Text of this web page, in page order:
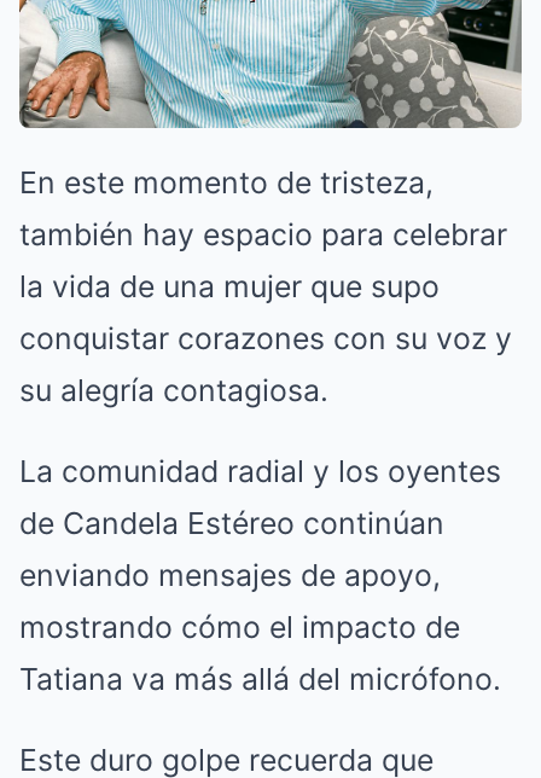
En este momento de tristeza,
también hay espacio para celebrar
la vida de una mujer que supo
conquistar corazones con su voz y
su alegría contagiosa.
La comunidad radial y los oyentes
de Candela Estéreo continúan
enviando mensajes de apoyo,
mostrando cómo el impacto de
Tatiana va más allá del micrófono.
Este duro golpe recuerda que